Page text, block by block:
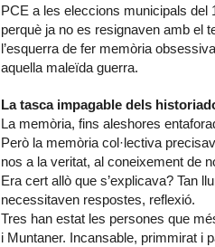
PCE a les eleccions municipals del
perquè ja no es resignaven amb el
l’esquerra de fer memòria
aquella maleïda guerra.
La tasca impagable dels
La memòria, fins aleshores
Però la memòria col·lectiva
nos a la veritat, al coneixement de
Era cert allò que s’explicava? Tan
necessitaven respostes, reflexió.
Tres han estat les persones que
i Muntaner. Incansable, primmirat i